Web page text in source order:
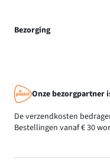
Bezorging
Onze bezorgpartner
De verzendkosten
Bestellingen vanaf € 30